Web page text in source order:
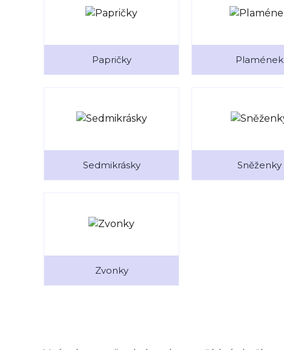
Papričky Plamének
Sedmikrásky Sněženky
Zvonky